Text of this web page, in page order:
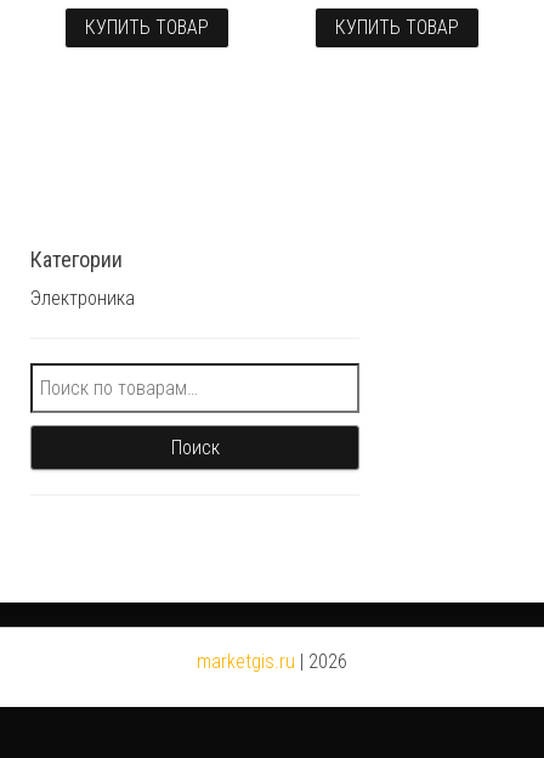
КУПИТЬ ТОВАР КУПИТЬ ТОВАР
Категории
Электроника
Искать:
Поиск
marketgis.ru 2026